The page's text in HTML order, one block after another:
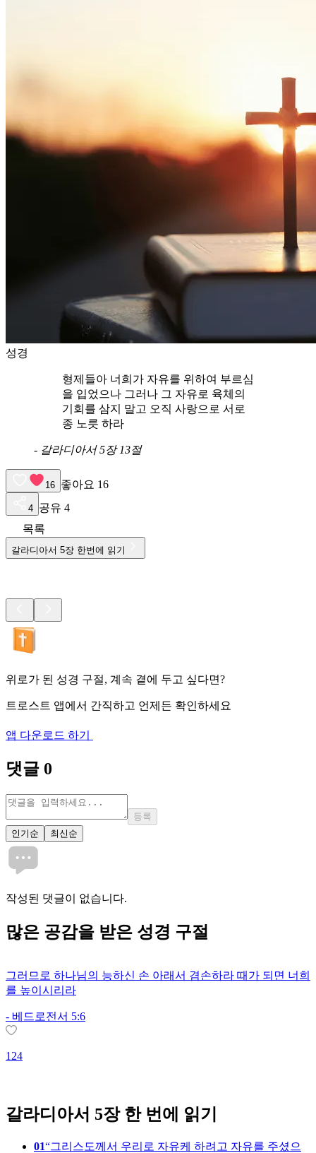
성경
형제들아 너희가 자유를 위하여 부르심
을 입었으나 그러나 그 자유로 육체의
기회를 삼지 말고 오직 사랑으로 서로
종 노릇 하라
- 갈라디아서 5장 13절
16 좋아요 16
4 공유 4
목록
갈라디아서 5장 한번에 읽기
위로가 된 성경 구절, 계속 곁에 두고 싶다면?
트로스트 앱에서 간직하고 언제든 확인하세요
앱 다운로드 하기
댓글 0
등록
인기순
최신순
작성된 댓글이 없습니다.
많은 공감을 받은 성경 구절
그러므로 하나님의 능하신 손 아래서 겸손하라 때가 되면 너희
를 높이시리라
- 베드로전서 5:6
124
갈라디아서 5장 한 번에 읽기
01
그리스도께서 우리로 자유케 하려고 자유를 주셨으